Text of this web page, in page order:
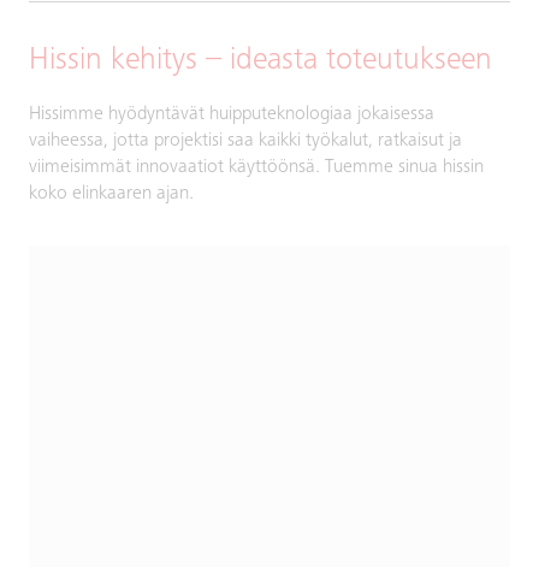
Hissin kehitys – ideasta toteutukseen
Hissimme hyödyntävät huipputeknologiaa jokaisessa
vaiheessa, jotta projektisi saa kaikki työkalut, ratkaisut ja
viimeisimmät innovaatiot käyttöönsä. Tuemme sinua hissin
koko elinkaaren ajan.